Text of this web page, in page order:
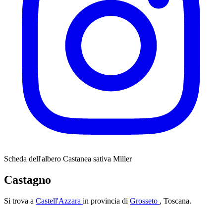
Scheda dell'albero Castanea sativa Miller
Castagno
Si trova a Castell'Azzara in provincia di Grosseto , Toscana.